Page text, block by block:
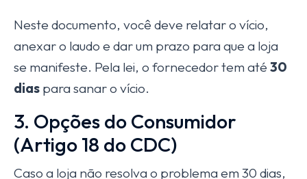
Neste documento, você deve relatar o vício,
anexar o laudo e dar um prazo para que a loja
se manifeste. Pela lei, o fornecedor tem até 30
dias para sanar o vício.
3. Opções do Consumidor
(Artigo 18 do CDC)
Caso a loja não resolva o problema em 30 dias,